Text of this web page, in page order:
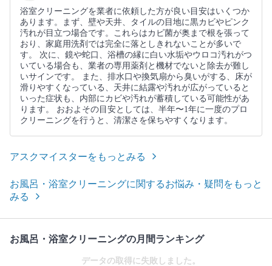
浴室クリーニングを業者に依頼した方が良い目安はいくつか
あります。まず、壁や天井、タイルの目地に黒カビやピンク
汚れが目立つ場合です。これらはカビ菌が奥まで根を張って
おり、家庭用洗剤では完全に落としきれないことが多いで
す。 次に、鏡や蛇口、浴槽の縁に白い水垢やウロコ汚れがつ
いている場合も、業者の専用薬剤と機材でないと除去が難し
いサインです。 また、排水口や換気扇から臭いがする、床が
滑りやすくなっている、天井に結露や汚れが広がっていると
いった症状も、内部にカビや汚れが蓄積している可能性があ
ります。 おおよその目安としては、半年〜1年に一度のプロ
クリーニングを行うと、清潔さを保ちやすくなります。
アスクマイスターをもっとみる
お風呂・浴室クリーニングに関するお悩み・疑問をもっと
みる
お風呂・浴室クリーニングの月間ランキング
データの取得に失敗しました。